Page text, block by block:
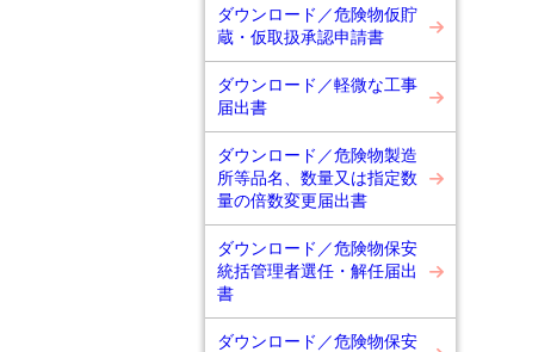
ダウンロード／危険物仮貯
蔵・仮取扱承認申請書
ダウンロード／軽微な工事
届出書
ダウンロード／危険物製造
所等品名、数量又は指定数
量の倍数変更届出書
ダウンロード／危険物保安
統括管理者選任・解任届出
書
ダウンロード／危険物保安